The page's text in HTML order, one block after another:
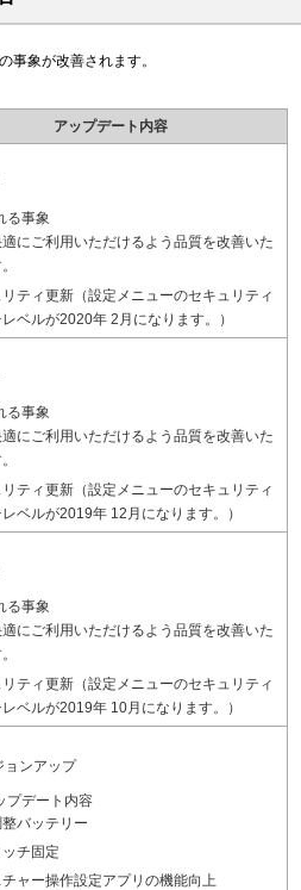
事象が改善されます。
アップデート内容
る事象
適にご利用いただけるよう品質を改善いた
ティ更新（設定メニューのセキュリティ
ベルが2020年 2月になります。）
る事象
適にご利用いただけるよう品質を改善いた
ティ更新（設定メニューのセキュリティ
ベルが2019年 12月になります。）
る事象
適にご利用いただけるよう品質を改善いた
ティ更新（設定メニューのセキュリティ
ベルが2019年 10月になります。）
ョンアップ
プデート内容
バッテリー
チ固定
チャー操作設定アプリの機能向上